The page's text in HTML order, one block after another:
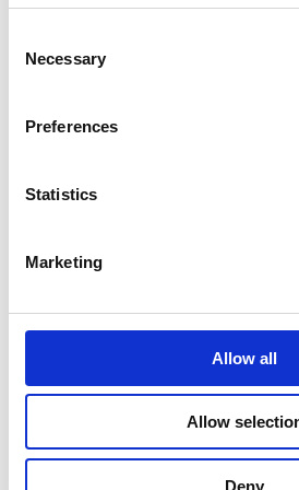
Selection
Necessary
Preferences
Statistics
Marketing
Allow all
Allow
Deny
Viimeisimmät
PÖRSSITIEDOTE
Suominen Oyj:n
PÖRSSITIEDOTE
Suominen Oyj: